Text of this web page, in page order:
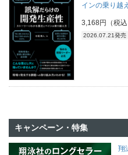
インの乗り越
3,168円（税込
2026.07.21発売
キャンペーン・特集
翔